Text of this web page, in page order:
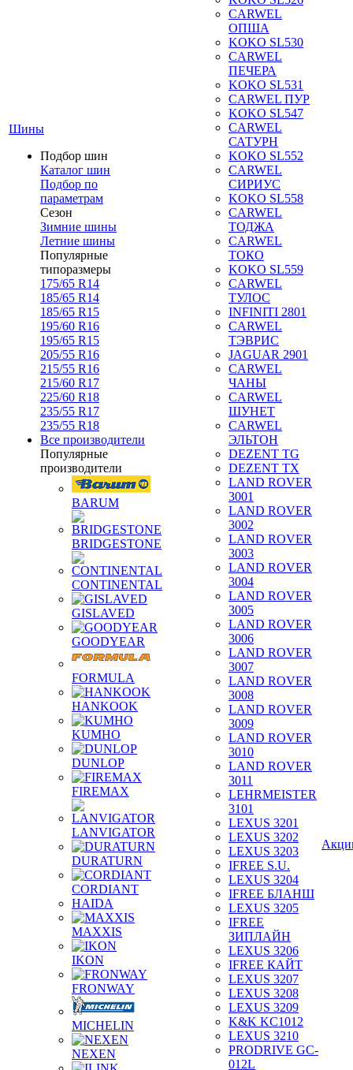
Шины
Подбор шин
Каталог шин
Подбор по
параметрам
Сезон
Зимние шины
Летние шины
Популярные
типоразмеры
175/65 R14
185/65 R14
185/65 R15
195/60 R16
195/65 R15
205/55 R16
215/55 R16
215/60 R17
225/60 R18
235/55 R17
235/55 R18
Все производители
Популярные
производители
BARUM
BRIDGESTONE
CONTINENTAL
GISLAVED
GOODYEAR
FORMULA
HANKOOK
KUMHO
DUNLOP
FIREMAX
LANVIGATOR
DURATURN
CORDIANT
HAIDA
MAXXIS
IKON
FRONWAY
MICHELIN
NEXEN
CARWEL
ОПША
KOKO SL530
CARWEL
ПЕЧЕРА
KOKO SL531
CARWEL ПУР
KOKO SL547
CARWEL
САТУРН
KOKO SL552
CARWEL
СИРИУС
KOKO SL558
CARWEL
ТОДЖА
CARWEL
ТОКО
KOKO SL559
CARWEL
ТУЛОС
INFINITI 2801
CARWEL
ТЭВРИС
JAGUAR 2901
CARWEL
ЧАНЫ
CARWEL
ШУНЕТ
CARWEL
ЭЛЬТОН
DEZENT TG
DEZENT TX
LAND ROVER
3001
LAND ROVER
3002
LAND ROVER
3003
LAND ROVER
3004
LAND ROVER
3005
LAND ROVER
3006
LAND ROVER
3007
LAND ROVER
3008
LAND ROVER
3009
LAND ROVER
3010
LAND ROVER
3011
LEHRMEISTER
3101
LEXUS 3201
LEXUS 3202
LEXUS 3203
IFREE S.U.
LEXUS 3204
IFREE БЛАНШ
LEXUS 3205
IFREE
ЗИПЛАЙН
LEXUS 3206
IFREE КАЙТ
LEXUS 3207
LEXUS 3208
LEXUS 3209
K&K KC1012
LEXUS 3210
PRODRIVE GC-
012L